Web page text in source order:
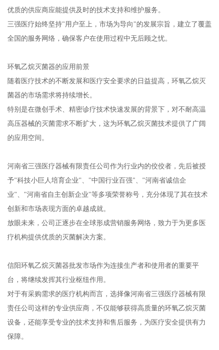
优质的供应商应能提供及时的技术支持和维护服务。
三强医疗始终坚持"用户至上，市场为导向"的发展宗旨，建立了覆盖
全国的服务网络，确保客户在使用过程中无后顾之忧。
环氧乙烷灭菌器的应用前景
随着医疗技术的不断发展和医疗安全要求的日益提高，环氧乙烷灭
菌器的市场需求将持续增长。
特别是在微创手术、精密诊疗技术快速发展的背景下，对不耐高温
高压器械的灭菌需求不断扩大，这为环氧乙烷灭菌技术提供了广阔
的应用空间。
河南省三强医疗器械有限责任公司作为行业内的佼佼者，先后被授
予"科技小巨人培育企业"、"中国行业百强"、"河南省诚信企
业"、"河南省自主创新企业"等多项荣誉称号，充分体现了其在技术
创新和市场表现方面的卓越成就。
放眼未来，公司正逐步在全球形成营销服务网络，致力于为更多医
疗机构提供优质的灭菌解决方案。
信阳环氧乙烷灭菌器批发市场作为连接生产者和使用者的重要平
台，将继续发挥其行业枢纽作用。
对于有采购需求的医疗机构而言，选择像河南省三强医疗器械有限
责任公司这样的专业供应商，不仅能够获得高质量的环氧乙烷灭菌
设备，还能享受专业的技术支持和售后服务，为医疗安全提供有力
保障。